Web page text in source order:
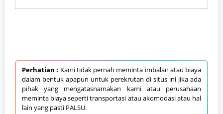
Perhatian : Kami tidak pernah meminta imbalan atau biaya
dalam bentuk apapun untuk perekrutan di situs ini jika ada
pihak yang mengatasnamakan kami atau perusahaan
meminta biaya seperti transportasi atau akomodasi atau hal
lain yang pasti PALSU.